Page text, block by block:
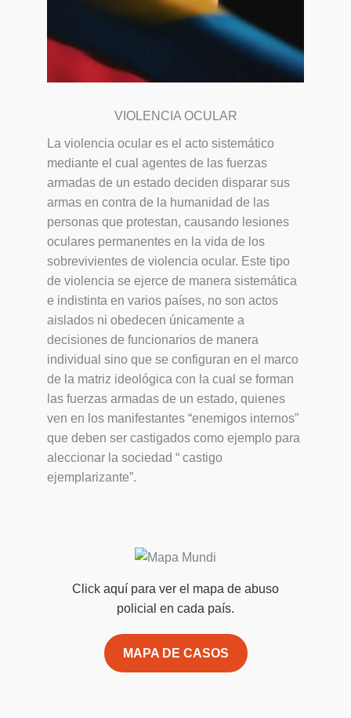
VIOLENCIA OCULAR
La violencia ocular es el acto sistemático
mediante el cual agentes de las fuerzas
armadas de un estado deciden disparar sus
armas en contra de la humanidad de las
personas que protestan, causando lesiones
oculares permanentes en la vida de los
sobrevivientes de violencia ocular. Este tipo
de violencia se ejerce de manera sistemática
e indistinta en varios países, no son actos
aislados ni obedecen únicamente a
decisiones de funcionarios de manera
individual sino que se configuran en el marco
de la matriz ideológica con la cual se forman
las fuerzas armadas de un estado, quienes
ven en los manifestantes “enemigos internos”
que deben ser castigados como ejemplo para
aleccionar la sociedad “ castigo
ejemplarizante”.
Click aquí para ver el mapa de abuso
policial en cada país.
MAPA DE CASOS